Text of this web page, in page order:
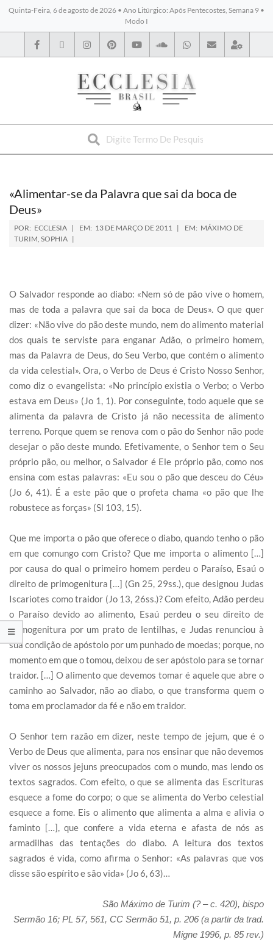
Quinta-Feira, 6 de agosto de 2026 • Ano Litúrgico: Após Pentecostes, Semana 9 •
Modo I
BYBLOS
«Alimentar-se da Palavra que sai da boca de
Deus»
POR: ECCLESIA EM: 13 DE MARÇO DE 2011 EM: MÁXIMO DE
TURIM, SOPHIA
O Salvador responde ao diabo: «Nem só de pão vive o homem,
mas de toda a palavra que sai da boca de Deus». O que quer
dizer: «Não vive do pão deste mundo, nem do alimento material
dos quais te serviste para enganar Adão, o primeiro homem,
mas da Palavra de Deus, do Seu Verbo, que contém o alimento
da vida celestial». Ora, o Verbo de Deus é Cristo Nosso Senhor,
como diz o evangelista: «No princípio existia o Verbo; o Verbo
estava em Deus» (Jo 1, 1). Por conseguinte, todo aquele que se
alimenta da palavra de Cristo já não necessita de alimento
terreno. Porque quem se renova com o pão do Senhor não pode
desejar o pão deste mundo. Efetivamente, o Senhor tem o Seu
próprio pão, ou melhor, o Salvador é Ele próprio pão, como nos
ensina com estas palavras: «Eu sou o pão que desceu do Céu»
(Jo 6, 41). É a este pão que o profeta chama «o pão que lhe
robustece as forças» (Sl 103, 15).
Que me importa o pão que oferece o diabo, quando tenho o pão
em que comungo com Cristo? Que me importa o alimento […]
por causa do qual o primeiro homem perdeu o Paraíso, Esaú o
direito de primogenitura […] (Gn 25, 29ss.), que designou Judas
Iscariotes como traidor (Jo 13, 26ss.)? Com efeito, Adão perdeu
o Paraíso devido ao alimento, Esaú perdeu o seu direito de
primogenitura por um prato de lentilhas, e Judas renunciou à
sua condição de apóstolo por um punhado de moedas; porque, no
momento em que o tomou, deixou de ser apóstolo para se tornar
traidor. […] O alimento que devemos tomar é aquele que abre o
caminho ao Salvador, não ao diabo, o que transforma quem o
toma em proclamador da fé e não em traidor.
O Senhor tem razão em dizer, neste tempo de jejum, que é o
Verbo de Deus que alimenta, para nos ensinar que não devemos
viver os nossos jejuns preocupados com o mundo, mas lendo os
textos sagrados. Com efeito, o que se alimenta das Escrituras
esquece a fome do corpo; o que se alimenta do Verbo celestial
esquece a fome. Eis o alimento que alimenta a alma e alivia o
faminto […], que confere a vida eterna e afasta de nós as
armadilhas das tentações do diabo. A leitura dos textos
sagrados é vida, como afirma o Senhor: «As palavras que vos
disse são espírito e são vida» (Jo 6, 63)…
São Máximo de Turim (? – c. 420), bispo
Sermão 16; PL 57, 561, CC Sermão 51, p. 206 (a partir da trad.
Migne 1996, p. 85 rev.)